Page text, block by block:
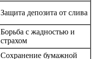
Защита депозита от слива
Борьба с жадностью и
страхом
Сохранение бумажной